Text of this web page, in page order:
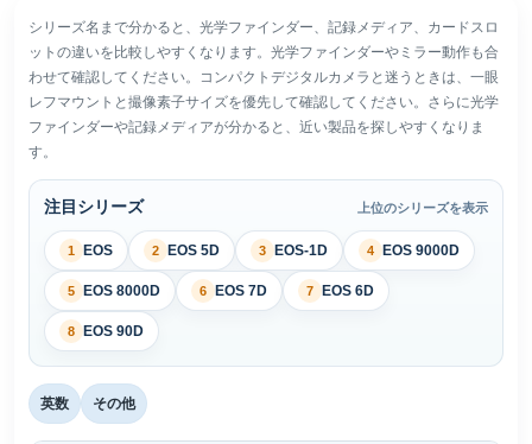
シリーズ名まで分かると、光学ファインダー、記録メディア、カードスロ
ットの違いを比較しやすくなります。光学ファインダーやミラー動作も合
わせて確認してください。コンパクトデジタルカメラと迷うときは、一眼
レフマウントと撮像素子サイズを優先して確認してください。さらに光学
ファインダーや記録メディアが分かると、近い製品を探しやすくなりま
す。
注目シリーズ 上位のシリーズを表示
1 EOS 2 EOS 5D 3 EOS-1D 4 EOS 9000D
5 EOS 8000D 6 EOS 7D 7 EOS 6D
8 EOS 90D
英数 その他